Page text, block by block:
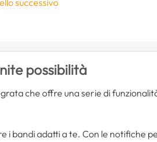
successivo
possibilità
che offre una serie di
i bandi adatti a te. Con le notifiche